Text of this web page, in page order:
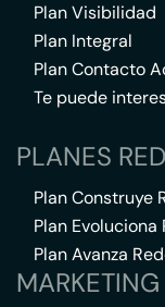
Plan Visibilidad
Plan Integral
Plan Contacto
Te puede
PLANES
Plan Construye
Plan Evoluciona
Plan Avanza